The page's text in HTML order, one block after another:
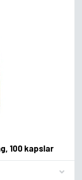
100 kapslar